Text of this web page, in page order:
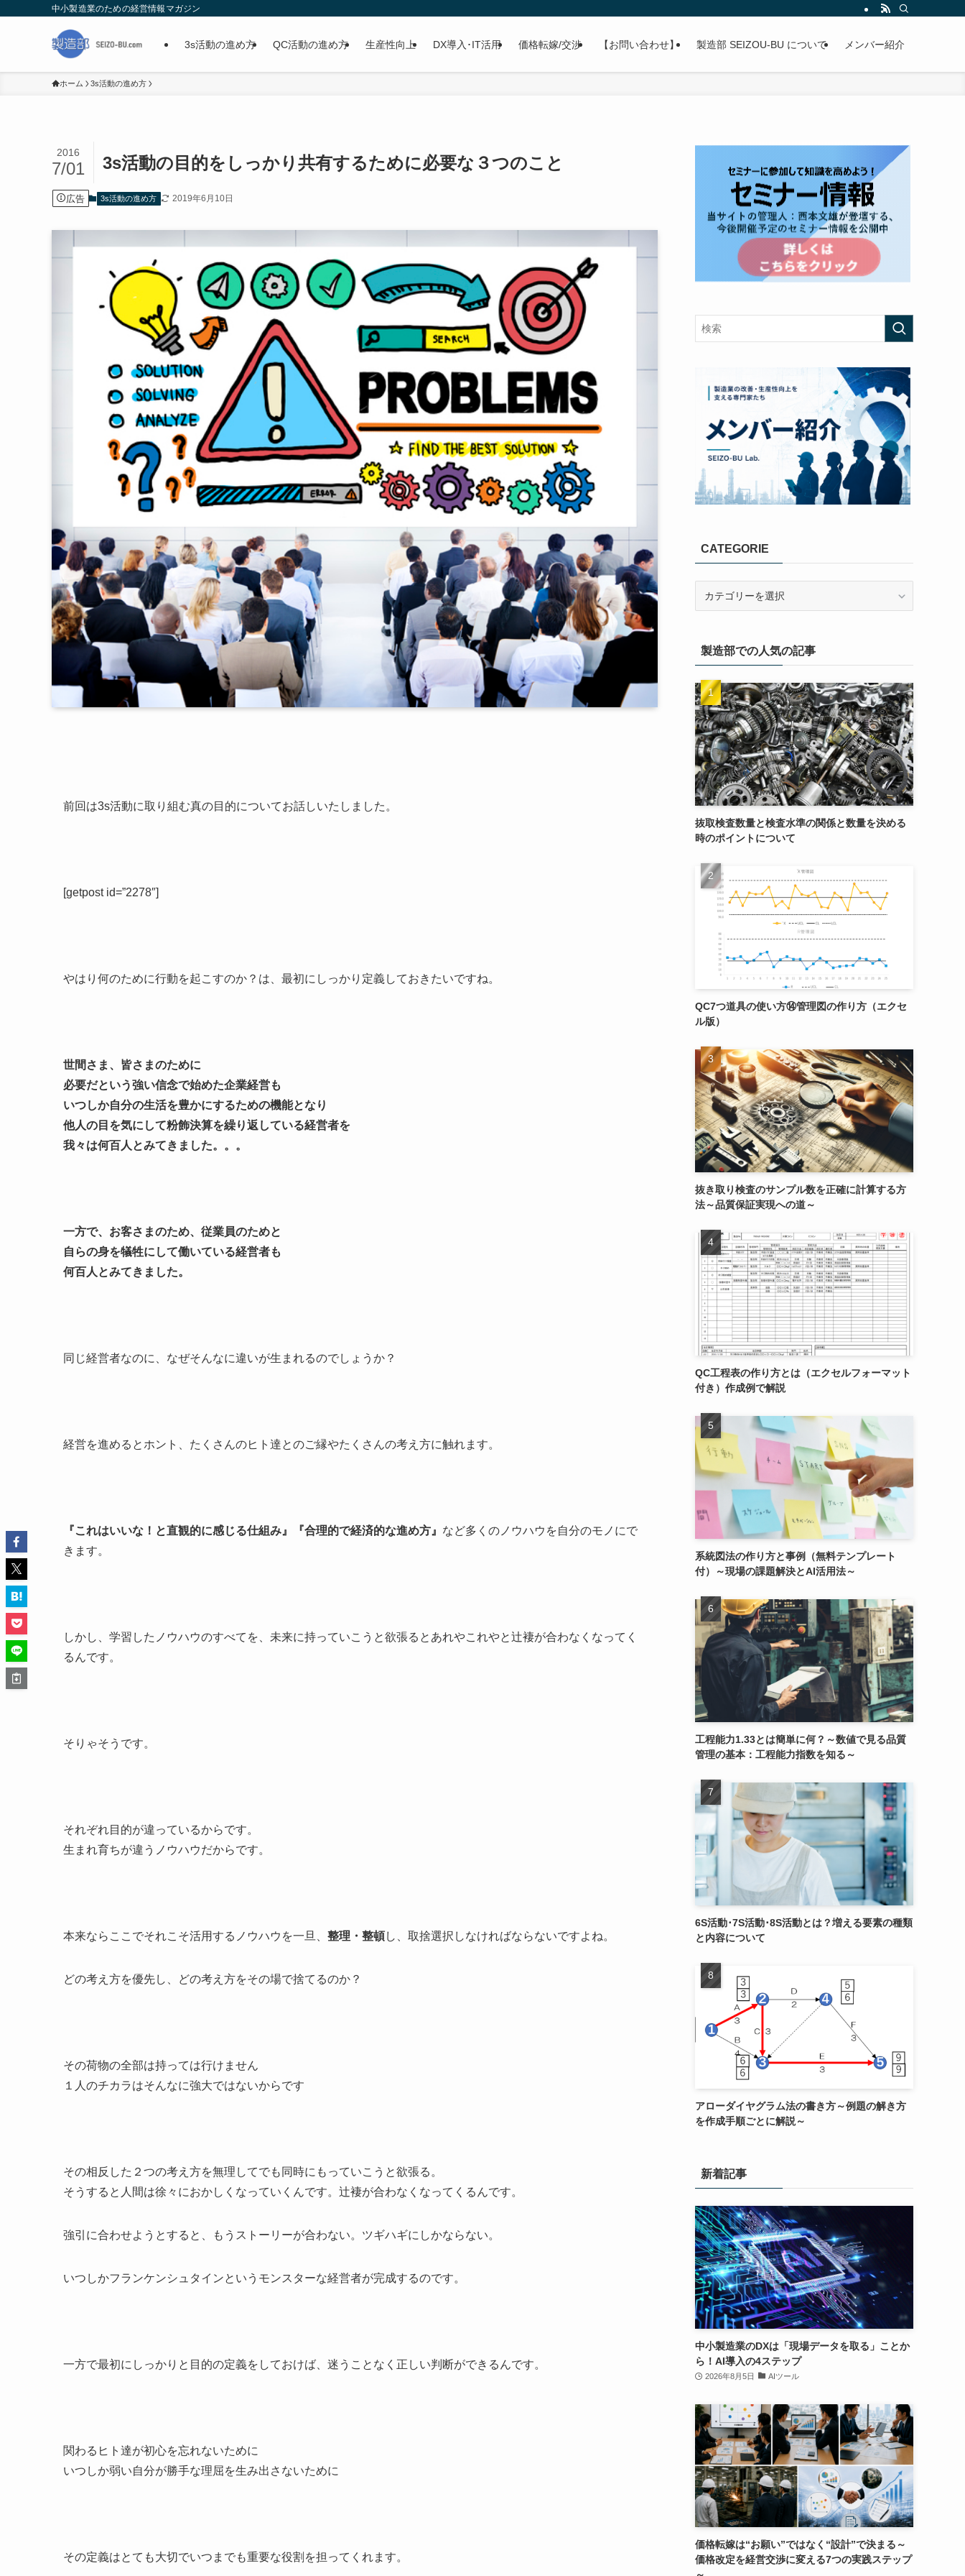
中小製造業のための経営情報マガジン
3s活動の進め方 QC活動の進め方 生産性向上 DX導入･IT活用 価格転嫁/交渉 【お問い合わせ】 製造部 SEIZOU-BU について メンバー紹介
ホーム 3s活動の進め方
3s活動の目的をしっかり共有するために必要な３つのこと
2016
7/01
広告 3s活動の進め方 2019年6月10日
前回は3s活動に取り組む真の目的についてお話しいたしました。
[getpost id=”2278″]
やはり何のために行動を起こすのか？は、最初にしっかり定義しておきたいですね。
世間さま、皆さまのために
必要だという強い信念で始めた企業経営も
いつしか自分の生活を豊かにするための機能となり
他人の目を気にして粉飾決算を繰り返している経営者を
我々は何百人とみてきました。。。
一方で、お客さまのため、従業員のためと
自らの身を犠牲にして働いている経営者も
何百人とみてきました。
同じ経営者なのに、なぜそんなに違いが生まれるのでしょうか？
経営を進めるとホント、たくさんのヒト達とのご縁やたくさんの考え方に触れます。
『これはいいな！と直観的に感じる仕組み』『合理的で経済的な進め方』 など多くのノウハウを自分のモノにで
きます。
しかし、学習したノウハウのすべてを、未来に持っていこうと欲張るとあれやこれやと辻褄が合わなくなってく
るんです。
そりゃそうです。
それぞれ目的が違っているからです。
生まれ育ちが違うノウハウだからです。
本来ならここでそれこそ活用するノウハウを一旦、 整理・整頓し、取捨選択しなければならないですよね。
どの考え方を優先し、どの考え方をその場で捨てるのか？
その荷物の全部は持っては行けません
１人のチカラはそんなに強大ではないからです
その相反した２つの考え方を無理してでも同時にもっていこうと欲張る。
そうすると人間は徐々におかしくなっていくんです。辻褄が合わなくなってくるんです。
強引に合わせようとすると、もうストーリーが合わない。ツギハギにしかならない。
いつしかフランケンシュタインというモンスターな経営者が完成するのです。
一方で最初にしっかりと目的の定義をしておけば、迷うことなく正しい判断ができるんです。
関わるヒト達が初心を忘れないために
いつしか弱い自分が勝手な理屈を生み出さないために
その定義はとても大切でいつまでも重要な役割を担ってくれます。
CATEGORIE
製造部での人気の記事
抜取検査数量と検査水準の関係と数量を決める
時のポイントについて
QC7つ道具の使い方⑭管理図の作り方（エクセ
ル版）
抜き取り検査のサンプル数を正確に計算する方
法～品質保証実現への道～
QC工程表の作り方とは（エクセルフォーマット
付き）作成例で解説
系統図法の作り方と事例（無料テンプレート
付）～現場の課題解決とAI活用法～
工程能力1.33とは簡単に何？～数値で見る品質
管理の基本：工程能力指数を知る～
6S活動･7S活動･8S活動とは？増える要素の種類
と内容について
アローダイヤグラム法の書き方～例題の解き方
を作成手順ごとに解説～
新着記事
中小製造業のDXは「現場データを取る」ことか
ら！AI導入の4ステップ
2026年8月5日 AIツール
価格転嫁は“お願い”ではなく“設計”で決まる～
価格改定を経営交渉に変える7つの実践ステップ